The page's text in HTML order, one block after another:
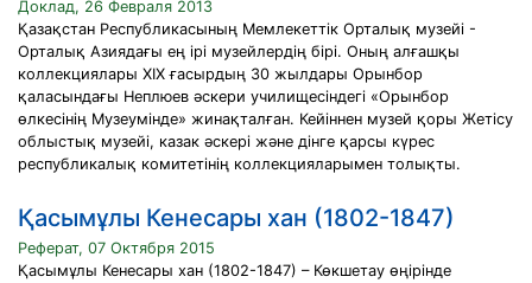
Доклад, 26 Февраля 2013
Қазақстан Республикасының Мемлекеттік Орталық музейі -
Орталық Азиядағы ең ірі музейлердің бірі. Оның алғашқы
коллекциялары XIX ғасырдың 30 жылдары Орынбор
қаласындағы Неплюев әскери училищесіндегі «Орынбор
өлкесінің Музеумінде» жинақталған. Кейіннен музей қоры Жетісу
облыстық музейі, казак әскері және дінге қарсы күрес
республикалық комитетінің коллекцияларымен толықты.
Қасымұлы Кенесары хан (1802-1847)
Реферат, 07 Октября 2015
Қасымұлы Кенесары хан (1802-1847) – Көкшетау өңірінде